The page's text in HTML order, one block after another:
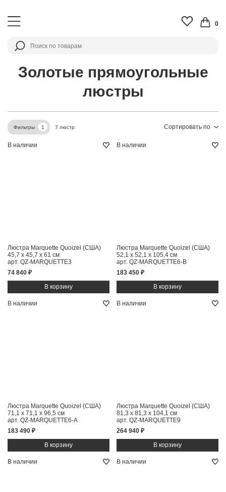
0
Золотые прямоугольные
люстры
Сортировать по
Фильтры 1 7 люстр
В наличии
Люстра Marquette Quoizel (США)
45,7 x 45,7 x 61 см
арт. QZ-MARQUETTE3
74 840 ₽
В наличии
Люстра Marquette Quoizel (США)
52,1 x 52,1 x 105,4 см
арт. QZ-MARQUETTE6-B
183 450 ₽
В наличии
Люстра Marquette Quoizel (США)
71,1 x 71,1 x 96,5 см
арт. QZ-MARQUETTE6-A
183 490 ₽
В наличии
Люстра Marquette Quoizel (США)
81,3 x 81,3 x 104,1 см
арт. QZ-MARQUETTE9
264 940 ₽
В наличии В наличии